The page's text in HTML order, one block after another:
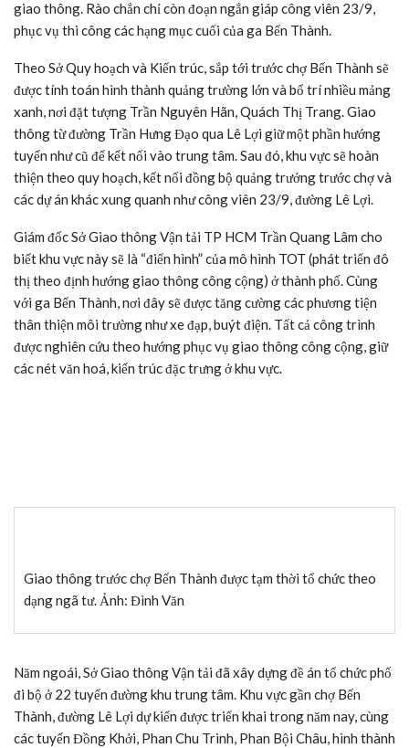
giao thông. Rào chắn chỉ còn đoạn ngắn giáp công viên 23/9,
phục vụ thi công các hạng mục cuối của ga Bến Thành.
Theo Sở Quy hoạch và Kiến trúc, sắp tới trước chợ Bến Thành sẽ
được tính toán hình thành quảng trường lớn và bố trí nhiều mảng
xanh, nơi đặt tượng Trần Nguyên Hãn, Quách Thị Trang. Giao
thông từ đường Trần Hưng Đạo qua Lê Lợi giữ một phần hướng
tuyến như cũ để kết nối vào trung tâm. Sau đó, khu vực sẽ hoàn
thiện theo quy hoạch, kết nối đồng bộ quảng trưởng trước chợ và
các dự án khác xung quanh như công viên 23/9, đường Lê Lợi.
Giám đốc Sở Giao thông Vận tải TP HCM Trần Quang Lâm cho
biết khu vực này sẽ là “điển hình” của mô hình TOT (phát triển đô
thị theo định hướng giao thông công cộng) ở thành phố. Cùng
với ga Bến Thành, nơi đây sẽ được tăng cường các phương tiện
thân thiện môi trường như xe đạp, buýt điện. Tất cả công trình
được nghiên cứu theo hướng phục vụ giao thông công cộng, giữ
các nét văn hoá, kiến trúc đặc trưng ở khu vực.
Giao thông trước chợ Bến Thành được tạm thời tổ chức theo
dạng ngã tư. Ảnh: Đình Văn
Năm ngoái, Sở Giao thông Vận tải đã xây dựng đề án tổ chức phố
đi bộ ở 22 tuyến đường khu trung tâm. Khu vực gần chợ Bến
Thành, đường Lê Lợi dự kiến được triển khai trong năm nay, cùng
các tuyến Đồng Khởi, Phan Chu Trinh, Phan Bội Châu, hình thành